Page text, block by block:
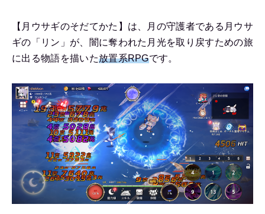
【月ウサギのそだてかた】は、月の守護者である月ウサ
ギの「リン」が、闇に奪われた月光を取り戻すための旅
に出る物語を描いた放置系RPGです。